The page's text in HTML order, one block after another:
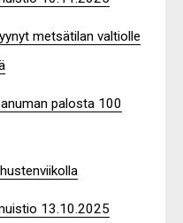
metsätilan valtiolle
palosta 100
13.10.2025